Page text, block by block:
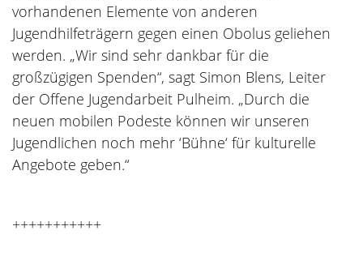
vorhandenen Elemente von anderen
Jugendhilfeträgern gegen einen Obolus geliehen
werden. „Wir sind sehr dankbar für die
großzügigen Spenden“, sagt Simon Blens, Leiter
der Offene Jugendarbeit Pulheim. „Durch die
neuen mobilen Podeste können wir unseren
Jugendlichen noch mehr ‘Bühne‘ für kulturelle
Angebote geben.“
+++++++++++